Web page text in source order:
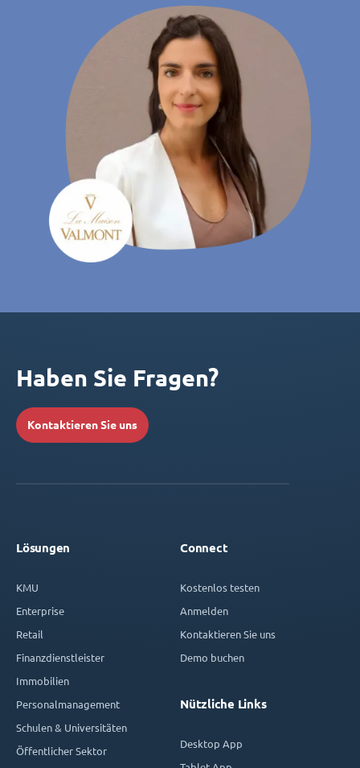
Haben Sie Fragen?
Kontaktieren Sie uns
Lösungen
KMU
Enterprise
Retail
Finanzdienstleister
Immobilien
Personalmanagement
Schulen & Universitäten
Öffentlicher Sektor
Connect
Kostenlos testen
Anmelden
Kontaktieren Sie uns
Demo buchen
Nützliche Links
Desktop App